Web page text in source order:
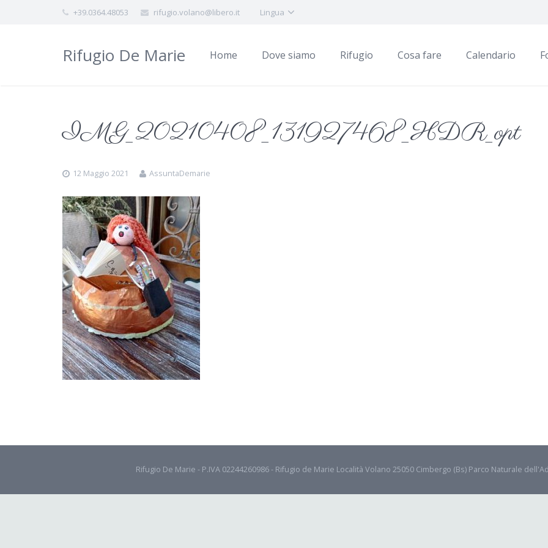
+39.0364.48053 rifugio.volano@libero.it Lingua
Rifugio De Marie Home Dove siamo Rifugio Cosa fare Calendario
IMG_20210408_131927468_HDR_opt
12 Maggio 2021 AssuntaDemarie
Rifugio De Marie - P.IVA 02244260986 - Rifugio de Marie Località Volano 25050 Cimbergo (Bs) Parco Naturale